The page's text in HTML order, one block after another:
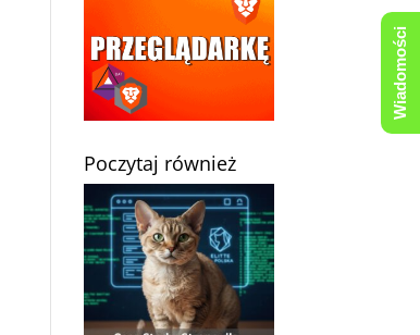
Poczytaj również
Wiadomości